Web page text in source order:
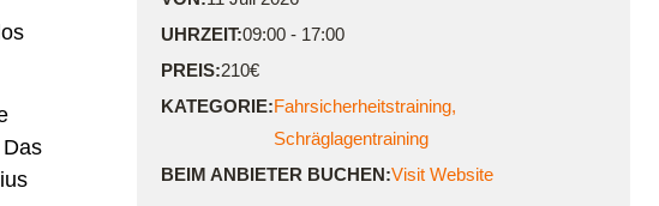
UHRZEIT:09:00 - 17:00
PREIS:210€
KATEGORIE:Fahrsicherheitstraining,
Schräglagentraining
BEIM ANBIETER BUCHEN:Visit Website